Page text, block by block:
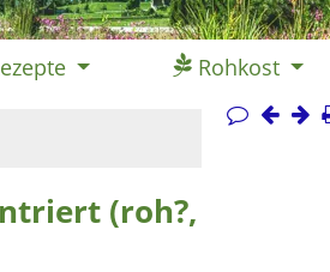
Rohkost
(roh?,